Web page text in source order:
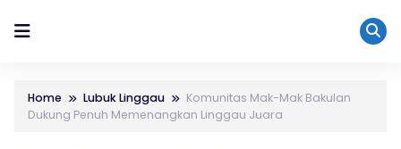
Home Lubuk Linggau
Komunitas Mak-Mak Bakulan
Dukung Penuh Memenangkan Linggau Juara